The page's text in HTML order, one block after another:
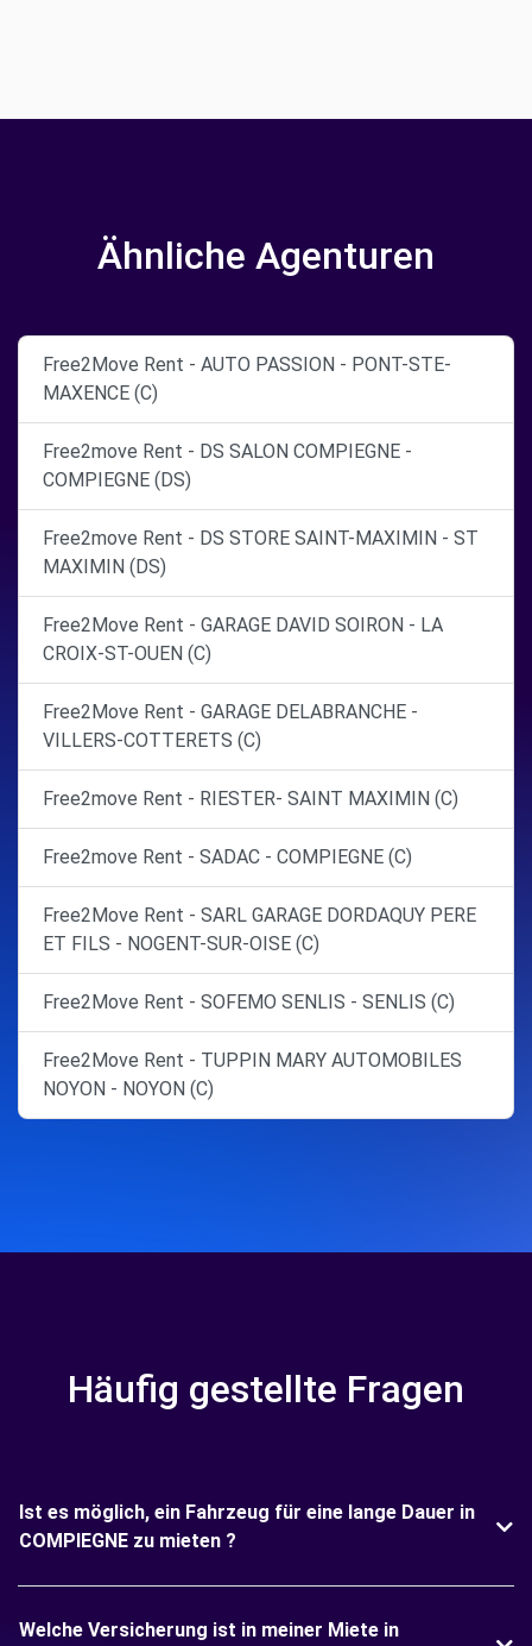
Ähnliche Agenturen
Free2Move Rent - AUTO PASSION - PONT-STE-
MAXENCE (C)
Free2move Rent - DS SALON COMPIEGNE -
COMPIEGNE (DS)
Free2move Rent - DS STORE SAINT-MAXIMIN - ST
MAXIMIN (DS)
Free2Move Rent - GARAGE DAVID SOIRON - LA
CROIX-ST-OUEN (C)
Free2Move Rent - GARAGE DELABRANCHE -
VILLERS-COTTERETS (C)
Free2move Rent - RIESTER- SAINT MAXIMIN (C)
Free2move Rent - SADAC - COMPIEGNE (C)
Free2Move Rent - SARL GARAGE DORDAQUY PERE
ET FILS - NOGENT-SUR-OISE (C)
Free2Move Rent - SOFEMO SENLIS - SENLIS (C)
Free2Move Rent - TUPPIN MARY AUTOMOBILES
NOYON - NOYON (C)
Häufig gestellte Fragen
Ist es möglich, ein Fahrzeug für eine lange Dauer in
COMPIEGNE zu mieten ?
Welche Versicherung ist in meiner Miete in